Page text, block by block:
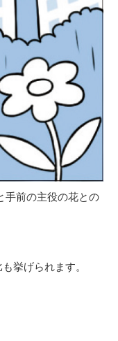
手前の主役の花との
挙げられます。